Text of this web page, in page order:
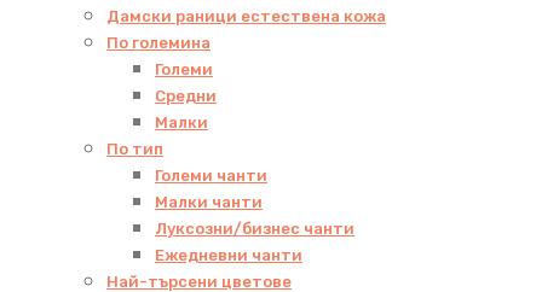
Дамски раници естествена кожа
По големина
Големи
Средни
Малки
По тип
Големи чанти
Малки чанти
Луксозни/бизнес чанти
Ежедневни чанти
Най-търсени цветове